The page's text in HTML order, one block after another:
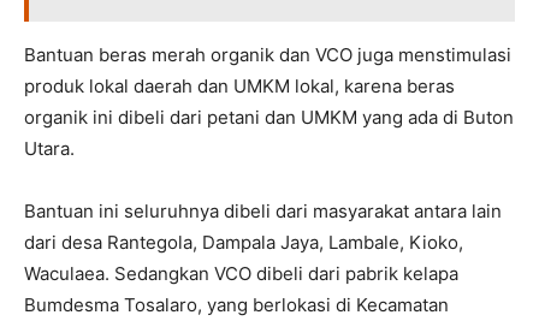
Bantuan beras merah organik dan VCO juga menstimulasi
produk lokal daerah dan UMKM lokal, karena beras
organik ini dibeli dari petani dan UMKM yang ada di Buton
Utara.
Bantuan ini seluruhnya dibeli dari masyarakat antara lain
dari desa Rantegola, Dampala Jaya, Lambale, Kioko,
Waculaea. Sedangkan VCO dibeli dari pabrik kelapa
Bumdesma Tosalaro, yang berlokasi di Kecamatan